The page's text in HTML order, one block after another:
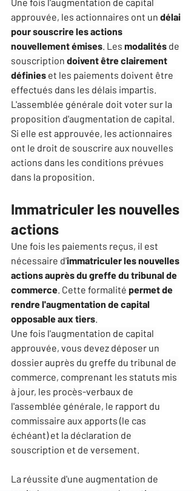
approuvée, les actionnaires ont un délai
pour souscrire les actions
nouvellement émises. Les modalités de
souscription doivent être clairement
définies et les paiements doivent être
effectués dans les délais impartis.
L'assemblée générale doit voter sur la
proposition d'augmentation de capital.
Si elle est approuvée, les actionnaires
ont le droit de souscrire aux nouvelles
actions dans les conditions prévues
dans la proposition.
Immatriculer les nouvelles
actions
Une fois les paiements reçus, il est
nécessaire d'immatriculer les nouvelles
actions auprès du greffe du tribunal de
commerce. Cette formalité permet de
rendre l'augmentation de capital
opposable aux tiers.
Une fois l'augmentation de capital
approuvée, vous devez déposer un
dossier auprès du greffe du tribunal de
commerce, comprenant les statuts mis
à jour, les procès-verbaux de
l'assemblée générale, le rapport du
commissaire aux apports (le cas
échéant) et la déclaration de
souscription et de versement.
La réussite d'une augmentation de